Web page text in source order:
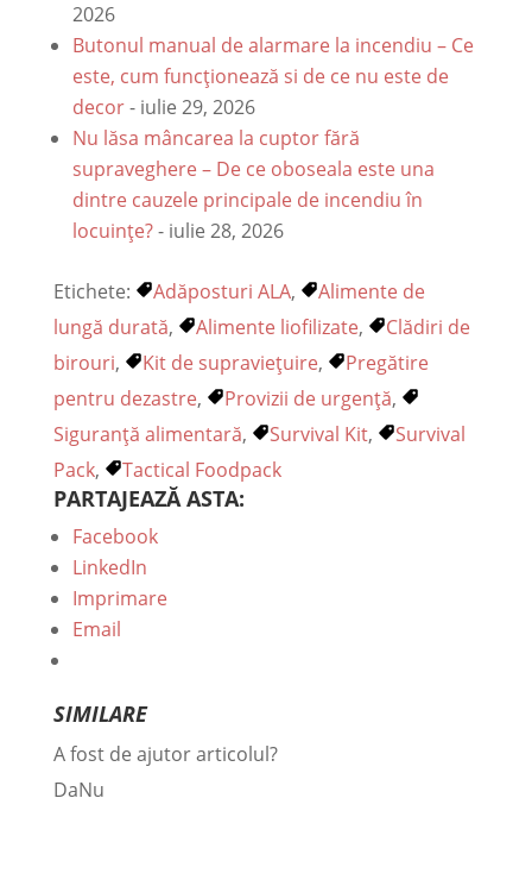
2026
Butonul manual de alarmare la incendiu – Ce
este, cum funcționează si de ce nu este de
decor- iulie 29, 2026
Nu lăsa mâncarea la cuptor fără
supraveghere – De ce oboseala este una
dintre cauzele principale de incendiu în
locuințe?- iulie 28, 2026
Etichete: Adăposturi ALA,
Alimente de
lungă durată, Alimente liofilizate,
Clădiri de
birouri, Kit de supraviețuire,
Pregătire
pentru dezastre, Provizii de urgență,
Siguranță alimentară, Survival Kit,
Survival
Pack, Tactical Foodpack
PARTAJEAZĂ ASTA:
Facebook
LinkedIn
Imprimare
Email
SIMILARE
A fost de ajutor articolul?
DaNu